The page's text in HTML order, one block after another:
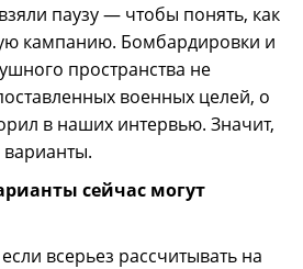
паузу — чтобы понять, как
кампанию. Бомбардировки и
пространства не
военных целей, о
в наших интервью. Значит,
варианты.
сейчас могут
всерьез рассчитывать на